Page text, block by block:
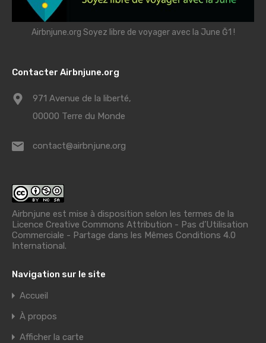
Airbnjune.org Soyez libre de voyager avec la June Ğ1 !
Contacter Airbnjune.org
971 Avenue de la liberté,
00000 Terre du Monde
contact@airbnjune.org
Airbnjune est mise à disposition selon les termes de la
Licence Creative Commons Attribution - Pas d’Utilisation
Commerciale - Partage dans les Mêmes Conditions 4.0
International.
Navigation sur le site
Accueil
À propos
Afficher la carte